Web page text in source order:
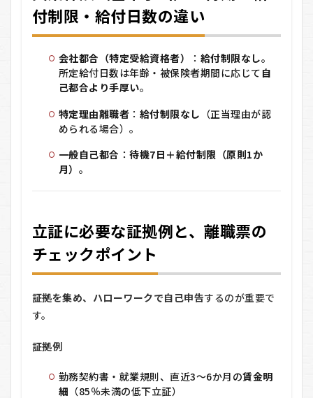
流
れ）
くある質
（Q&A）
付制限・給付日数の違い
会社都合（特定受給資格者） ： 給付制限なし。
所定給付日数は年齢・被保険者期間に応じて 自
己都合より手厚い。
特定理由離職者 ： 給付制限なし （正当理由が認
められる場合）。
一般自己都合 ：待機7日＋給付制限（原則1か
月） 。
立証に必要な証拠例と、離職票の
チェックポイント
証拠を集め、ハローワークで自己申告するのが重要で
す。
証拠例
勤務契約書・就業規則、直近3～6か月の賃金明
細 （85％未満の低下立証）